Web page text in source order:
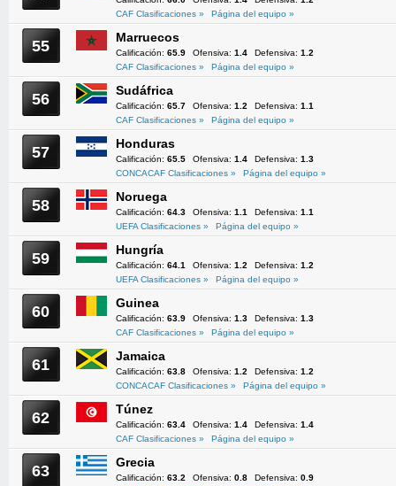
CAF Clasificaciones »
Página del equipo »
55 Marruecos
Calificación: 65.9 Ofensiva: 1.4 Defensiva: 1.2
CAF Clasificaciones »
Página del equipo »
56 Sudáfrica
Calificación: 65.7 Ofensiva: 1.2 Defensiva: 1.1
CAF Clasificaciones »
Página del equipo »
57 Honduras
Calificación: 65.5 Ofensiva: 1.4 Defensiva: 1.3
CONCACAF Clasificaciones »
Página del equipo »
58 Noruega
Calificación: 64.3 Ofensiva: 1.1 Defensiva: 1.1
UEFA Clasificaciones »
Página del equipo »
59 Hungría
Calificación: 64.1 Ofensiva: 1.2 Defensiva: 1.2
UEFA Clasificaciones »
Página del equipo »
60 Guinea
Calificación: 63.9 Ofensiva: 1.3 Defensiva: 1.3
CAF Clasificaciones »
Página del equipo »
61 Jamaica
Calificación: 63.8 Ofensiva: 1.2 Defensiva: 1.2
CONCACAF Clasificaciones »
Página del equipo »
62 Túnez
Calificación: 63.4 Ofensiva: 1.4 Defensiva: 1.4
CAF Clasificaciones »
Página del equipo »
63 Grecia
Calificación: 63.2 Ofensiva: 0.8 Defensiva: 0.9